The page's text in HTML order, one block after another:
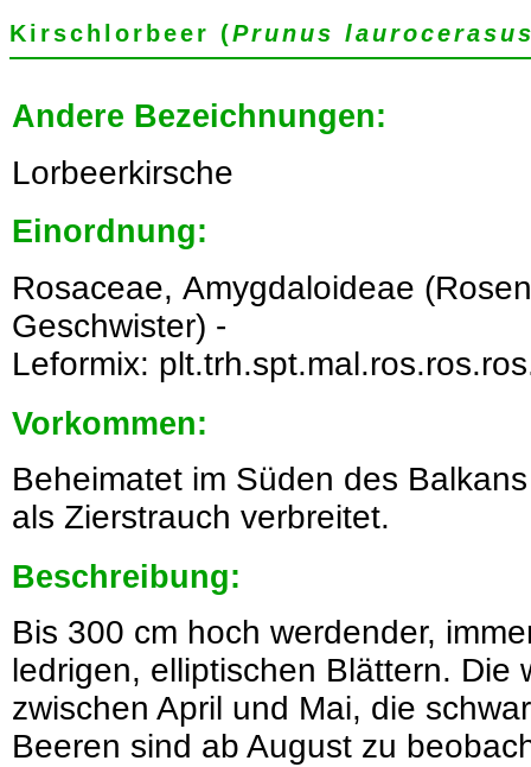
Kirschlorbeer (Prunus
Andere Bezeichnungen:
Lorbeerkirsche
Einordnung:
Rosaceae, Amygdaloideae
Geschwister) -
Leformix:
Vorkommen:
Beheimatet im Süden des
als Zierstrauch verbreitet.
Beschreibung:
Bis 300 cm hoch werdender,
ledrigen, elliptischen Blättern. Die
zwischen April und Mai, die
Beeren sind ab August zu